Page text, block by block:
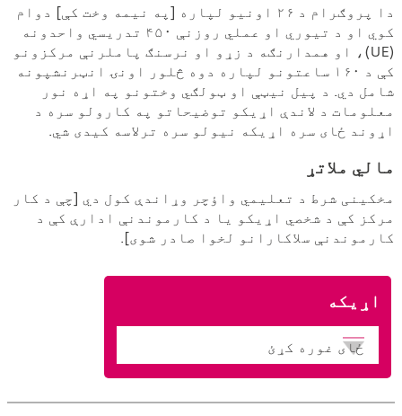
دا پروګرام د ۲۶ اونیو لپاره [په نیمه وخت کې] دوام
کوي او د تیوري او عملي روزنې ۴۵۰ تدریسي واحدونه
(UE)، او همدارنګه د زړو او نرسنګ پاملرنې مرکزونو
کې د ۱۶۰ ساعتونو لپاره دوه څلور اونۍ انټرنشپونه
شامل دي. د پیل نیټې او ټولګي وختونو په اړه نور
معلومات د لاندې اړیکو توضیحاتو په کارولو سره د
اړوند ځای سره اړیکه نیولو سره ترلاسه کیدی شي.
مالي ملاتړ
مخکینی شرط د تعلیمي واؤچر وړاندې کول دي [چې د کار
مرکز کې د شخصي اړیکو یا د کارموندنې ادارې کې د
کارموندنې سلاکارانو لخوا صادر شوی].
اړیکه
ځای